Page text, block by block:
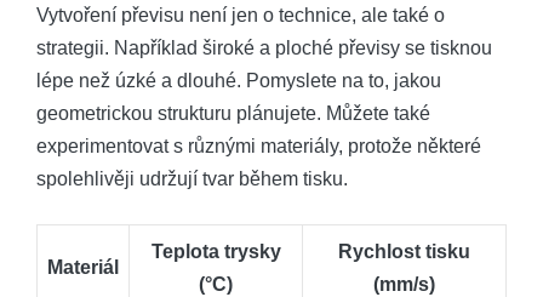
Vytvoření převisu není jen o technice, ale také o
strategii. Například široké a ploché převisy se tisknou
lépe než úzké a dlouhé. Pomyslete na to, jakou
geometrickou strukturu plánujete. Můžete také
experimentovat s různými materiály, protože některé
spolehlivěji udržují tvar během tisku.
Materiál
Teplota trysky
(°C)
Rychlost tisku
(mm/s)